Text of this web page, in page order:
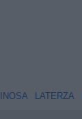
LATERZA